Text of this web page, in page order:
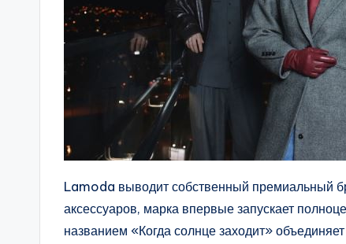
Lamoda выводит собственный премиальный
аксессуаров, марка впервые запускает
названием «Когда солнце заходит»